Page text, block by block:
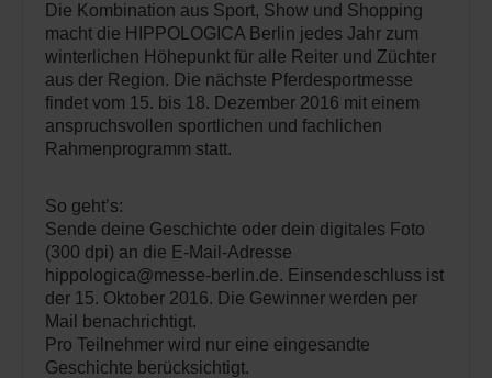
Die Kombination aus Sport, Show und Shopping
macht die HIPPOLOGICA Berlin jedes Jahr zum
winterlichen Höhepunkt für alle Reiter und Züchter
aus der Region. Die nächste Pferdesportmesse
findet vom 15. bis 18. Dezember 2016 mit einem
anspruchsvollen sportlichen und fachlichen
Rahmenprogramm statt.
So geht’s:
Sende deine Geschichte oder dein digitales Foto
(300 dpi) an die E-Mail-Adresse
hippologica@messe-berlin.de. Einsendeschluss ist
der 15. Oktober 2016. Die Gewinner werden per
Mail benachrichtigt.
Pro Teilnehmer wird nur eine eingesandte
Geschichte berücksichtigt.